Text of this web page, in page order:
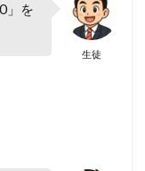
生徒
」を